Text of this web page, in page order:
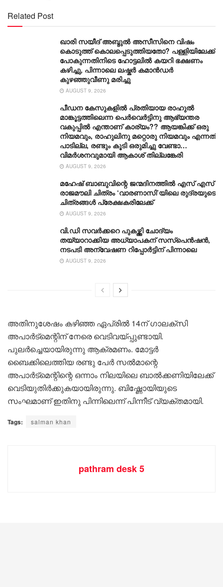
Related Post
ഖാരി സയീദ് അബ്ദുൽ അസീസിനെ വിഷം
കൊടുത്ത് കൊലപ്പെടുത്തിയതോ? പള്ളിയിലേക്ക്
പോകുന്നതിനിടെ ഹോട്ടലിൽ കയറി ഭക്ഷണം
കഴിച്ചു, പിന്നാലെ ലഷ്കർ കമാൻഡർ
കുഴഞ്ഞുവീണു മരിച്ചു
AUGUST 9, 2026
പീഡന കേസുകളിൽ പ്രതിയായ രാഹുൽ
മാങ്കൂട്ടത്തിലെന്ന പെർവെർട്ടിനു ആഭ്യന്തര
വകുപ്പിൽ എന്താണ് കാര്യം?? ആയങ്കിക്ക് ഒരു
നിയമവും, രാഹുലിനു മറ്റൊരു നിയമവും എന്നത്
പാടില്ല, രണ്ടും കൂടി ഒരുമിച്ചു വേണ്ടാ…
വിമര്‍ശനവുമായി ആകാശ് തില്ലങ്കേരി
AUGUST 9, 2026
മഹേഷ് ബാബുവിന്റെ ജന്മദിനത്തിൽ എസ് എസ്
രാജമൗലി ചിത്രം ‘വാരണാസി’യിലെ രുദ്രയുടെ
ചിത്രങ്ങൾ പ്രേക്ഷകരിലേക്ക്
AUGUST 9, 2026
വി.ഡി സവർക്കറെ പുകഴ്ത്തി ചോദ്യം
തയ്യാറാക്കിയ അധ്യാപകന് സസ്‌പെൻഷന്‍,
നടപടി അന്വേഷണ റിപ്പോർട്ടിന് പിന്നാലെ
AUGUST 9, 2026
അതിനുശേഷം കഴിഞ്ഞ ഏപ്രിൽ 14ന് ഗാലക്സി
അപാർട്മെന്റിന് നേരെ വെടിവയ്‌പ്പുണ്ടായി.
പുലർച്ചെയായിരുന്നു ആക്രമണം. മോട്ടർ
ബൈക്കിലെത്തിയ രണ്ടു പേർ സൽമാന്റെ
അപാർട്മെന്റിന്റെ ഒന്നാം നിലയിലെ ബാൽക്കണിയിലേക്ക്
വെടിയുതിർക്കുകയായിരുന്നു. ബിഷ്ണോയിയുടെ
സംഘമാണ് ഇതിനു പിന്നിലെന്ന് പിന്നീട് വ്യക്തമായി.
Tags: salman khan
pathram desk 5